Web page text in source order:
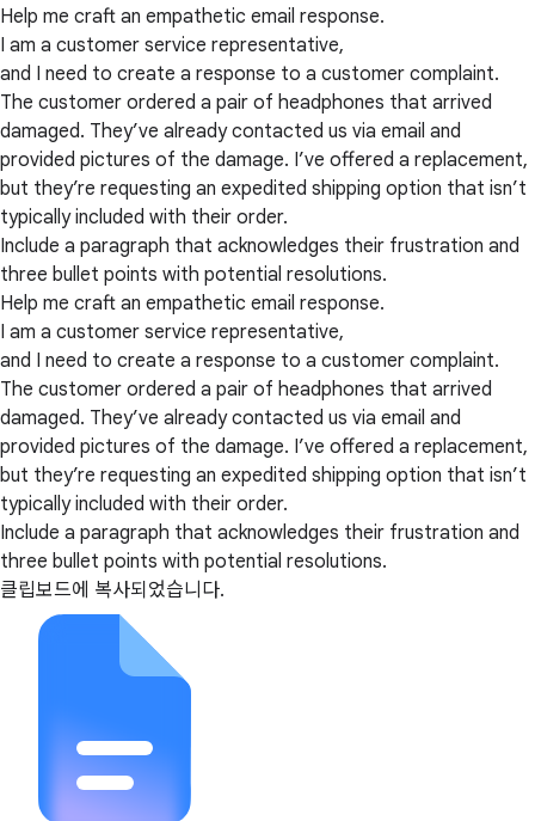
Help me craft an empathetic email response.
I am a customer service representative,
and I need to create a response to a customer complaint.
The customer ordered a pair of headphones that arrived
damaged. They’ve already contacted us via email and
provided pictures of the damage. I’ve offered a replacement,
but they’re requesting an expedited shipping option that isn’t
typically included with their order.
Include a paragraph that acknowledges their frustration and
three bullet points with potential resolutions.
Help me craft an empathetic email response.
I am a customer service representative,
and I need to create a response to a customer complaint.
The customer ordered a pair of headphones that arrived
damaged. They’ve already contacted us via email and
provided pictures of the damage. I’ve offered a replacement,
but they’re requesting an expedited shipping option that isn’t
typically included with their order.
Include a paragraph that acknowledges their frustration and
three bullet points with potential resolutions.
클립보드에 복사되었습니다.